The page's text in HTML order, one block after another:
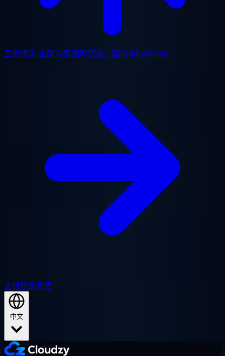
五折优惠 全部方案,限时优惠。起价$2.48/mo
支持联系销售
中文